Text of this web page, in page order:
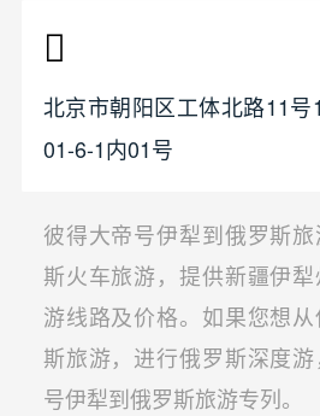
北京市朝阳区工体北路11
01-6-1内01号
彼得大帝号伊犁到俄罗斯
斯火车旅游，提供新疆伊
游线路及价格。如果您想
斯旅游，进行俄罗斯深度
号伊犁到俄罗斯旅游专列。